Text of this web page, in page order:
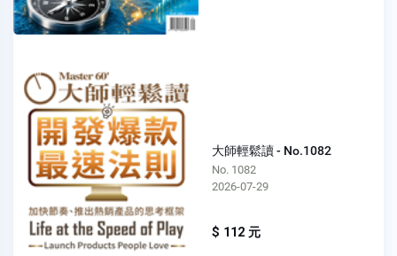
大師輕鬆讀 - No.1082
No. 1082
2026-07-29
$ 112 元